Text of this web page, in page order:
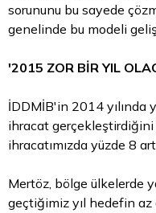
sorununu bu sayede
genelinde bu modeli
'2015 ZOR BİR YIL
İDDMİB'in 2014 yılında
ihracat
ihracatımızda yüzde 8
Mertöz, bölge ülkelerde
geçtiğimiz yıl hedefin az